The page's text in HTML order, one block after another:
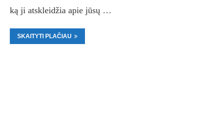
ką ji atskleidžia apie jūsų …
SKAITYTI PLAČIAU